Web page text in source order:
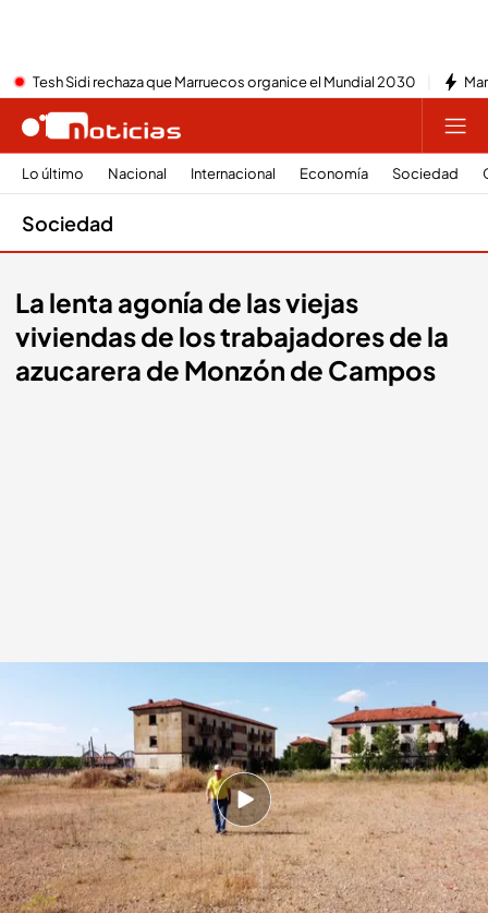
Tesh Sidi rechaza que Marruecos organice el Mundial 2030
Lo último Nacional Internacional Economía Sociedad
Sociedad
La lenta agonía de las viejas
viviendas de los trabajadores de la
azucarera de Monzón de Campos
de Monzón de Campos
Noticias Cuatro
Mario Moros @mimalavida
29 JUN 2025 - 20:55h.
Regresamos con un antiguo vecino al hogar
donde trascurrió su infancia hace ochenta
años